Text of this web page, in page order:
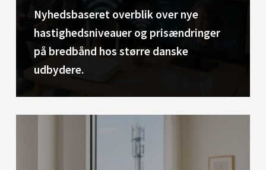
Nyhedsbaseret overblik over nye
hastighedsniveauer og prisændringer
på bredbånd hos større danske
udbydere.